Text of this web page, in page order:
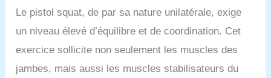
Le pistol squat, de par sa nature unilatérale, exige
un niveau élevé d’équilibre et de coordination. Cet
exercice sollicite non seulement les muscles des
jambes, mais aussi les muscles stabilisateurs du